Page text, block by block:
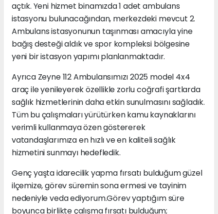
açtık. Yeni hizmet binamızda 1 adet ambulans
istasyonu bulunacağından, merkezdeki mevcut 2.
Ambulans istasyonunun taşınması amacıyla yine
bağış desteği aldık ve spor kompleksi bölgesine
yeni bir istasyon yapımı planlanmaktadır.
Ayrıca Zeyne 112 Ambulansımızı 2025 model 4x4
araç ile yenileyerek özellikle zorlu coğrafi şartlarda
sağlık hizmetlerinin daha etkin sunulmasını sağladık.
Tüm bu çalışmaları yürütürken kamu kaynaklarını
verimli kullanmaya özen göstererek
vatandaşlarımıza en hızlı ve en kaliteli sağlık
hizmetini sunmayı hedefledik.
Genç yaşta idarecilik yapma fırsatı bulduğum güzel
ilçemize, görev süremin sona ermesi ve tayinim
nedeniyle veda ediyorum.Görev yaptığım süre
boyunca birlikte çalışma fırsatı bulduğum;